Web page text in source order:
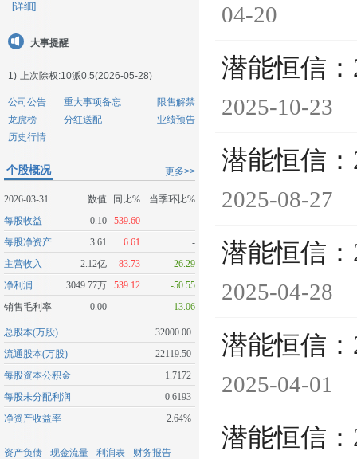
[详细]
大事提醒
1) 上次除权:10派0.5(2026-05-28)
公司公告 重大事项备忘
限售解禁
龙虎榜
分红送配
业绩预告
历史行情
更多>>
个股概况
2026-03-31 数值 同比%
当季环比%
每股收益
0.10 539.60
-
每股净资产
3.61 6.61
-
主营收入
2.12亿 83.73
-26.29
净利润
3049.77万 539.12
-50.55
销售毛利率
0.00 - -13.06
总股本(万股)
32000.00
流通股本(万股)
22119.50
每股资本公积金
1.7172
每股未分配利润
0.6193
净资产收益率
2.64%
资产负债 现金流量 利润表 财务报告
04-20
潜能恒信
2025-10-23
潜能恒信
2025-08-27
潜能恒信
2025-04-28
潜能恒信
2025-04-01
潜能恒信